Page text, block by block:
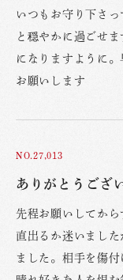
いつもお守り下さ
と穏やかに過ごせ
になりますように
お願いします
NO.27,013
ありがとうござ
先程お願いしてか
直出るか迷いまし
ました。相手を傷